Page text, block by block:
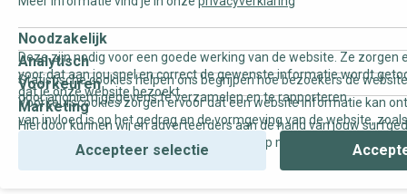
Noodzakelijk
Deze zijn nodig voor een goede werking van de website. Ze zorgen
voor dat aan jou snel en correct de gewenste informatie wordt
dat je onze website bezoekt.
Analytisch
Statistische cookies helpen ons begrijpen hoe bezoekers de
door anoniem gegevens te verzamelen en te rapporteren.
Voorkeuren
Voorkeurscookies zorgen ervoor dat een website informatie kan
van invloed is op het gedrag en de vormgeving van de website,
Marketing
Hierdoor kunnen wij en adverteerders aan de hand van jouw
gepersonaliseerde online advertenties en op maat gemaakte
Accepteer selectie